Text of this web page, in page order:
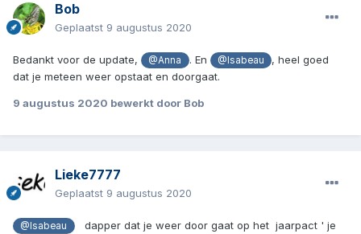
Bob
Geplaatst 9 augustus 2020
Bedankt voor de update, @Anna . En @Isabeau
, heel goed
dat je meteen weer opstaat en doorgaat.
9 augustus 2020 bewerkt door Bob
Lieke7777
Geplaatst 9 augustus 2020
@Isabeau
dapper dat je weer door gaat op het jaarpact ' je